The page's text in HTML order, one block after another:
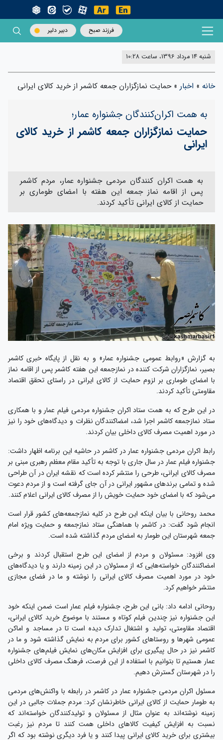
فرزند صبح دبیر دلیر
شنبه 14 مرداد 1396، ساعت 10:28
خانه » اخبار »حمایت نمازگزاران جمعه کاشمر از خرید کالای ایرانی
به همت اکران‌کنندگان جشنواره عمار؛
حمایت نمازگزاران جمعه کاشمر از خرید کالای
ایرانی
به همت اکران کنندگان مردمی جشنواره عمار، مردم کاشمر
پس از اقامه نماز جمعه این هفته با امضای طوماری بر
حمایت از کالای ایرانی تأکید کردند.
به گزارش «روابط عمومی جشنواره عمار» و به نقل از پایگاه خبری کاشمر
بصیر، نمازگزاران شرکت کننده در نمازجمعه این هفته کاشمر پس از اقامه نماز
با امضای طوماری بر لزوم حمایت از کالای ایرانی در راستای تحقق اقتصاد
مقاومتی تأکید کردند.
در این طرح که به همت ستاد اکران جشنواره مردمی فیلم عمار و با همکاری
ستاد نمازجمعه کاشمر اجرا شد، امضاکنندگان نظرات و دیدگاه‌های خود را نیز
در مورد اهمیت مصرف کالای داخلی بیان کردند.
رابط اکران مردمی جشنواره عمار در کاشمر در حاشیه این برنامه اظهار داشت:
جشنواره فیلم عمار در سال جاری با توجه به تأکید مقام معظم رهبری مبنی بر
مصرف کالای ایرانی، طرحی را منتشر کرده است که نقشه ایران در آن طراحی
شده و تمامی برندهای مشهور ایرانی در آن جای گرفته است و از مردم دعوت
می‌شود که با امضای خود حمایت خویش را از مصرف کالای ایرانی اعلام کنند.
محمد روحانی با بیان اینکه این طرح در کلیه نمازجمعه‌های کشور قرار است
انجام شود گفت: در کاشمر با هماهنگی ستاد نمازجمعه و حمایت ویژه امام
جمعه شهرستان این طومار به امضای مردم گذاشته شده است.
وی افزود: مسئولان و مردم از امضای این طرح استقبال کردند و برخی
امضاکنندگان خواسته‌هایی که از مسئولان در این زمینه دارند و یا دیدگاه‌های
خود در مورد اهمیت مصرف کالای ایرانی را نوشته و ما در فضای مجازی
منتشر خواهیم کرد.
روحانی ادامه داد: بانی این طرح، جشنواره فیلم عمار است ضمن اینکه خود
این جشنواره نیز چندین فیلم کوتاه و مستند با موضوع خرید کالای ایرانی،
اقتصاد مقاومتی، تولید و اشتغال تدارک دیده است تا در مساجد و اماکن
عمومی شهرها و روستاهای کشور برای مردم به نمایش گذاشته شود و ما در
کاشمر نیز در حال پیگیری برای افزایش مکان‌های نمایش فیلم‌های جشنواره
عمار هستیم تا بتوانیم با استفاده از این فرصت، فرهنگ مصرف کالای داخلی
را در شهرستان گسترش دهیم.
مسئول اکران مردمی جشنواره عمار در کاشمر در رابطه با واکنش‌های مردمی
به طومار حمایت از کالای ایرانی خاطرنشان کرد: مردم جملات جالبی در این
زمینه نوشته‌اند به عنوان مثال از مسئولان و تولیدکنندگان خواسته‌اند که
نسبت به افزایش کیفیت کالاهای داخلی همت کنند تا مردم نیز رغبت
بیشتری برای خرید کالای ایرانی پیدا کنند و یا فرد دیگری نوشته بود که اگر